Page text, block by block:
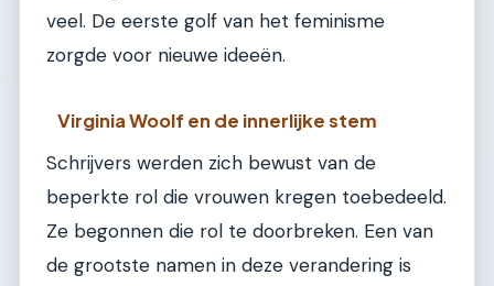
veel. De eerste golf van het feminisme
zorgde voor nieuwe ideeën.
Virginia Woolf en de innerlijke stem
Schrijvers werden zich bewust van de
beperkte rol die vrouwen kregen toebedeeld.
Ze begonnen die rol te doorbreken. Een van
de grootste namen in deze verandering is